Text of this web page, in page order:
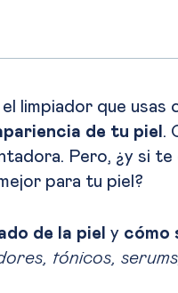
limpiador que usas
de tu piel .
Pero, ¿y si te
para tu piel?
de la piel y cómo
tónicos,